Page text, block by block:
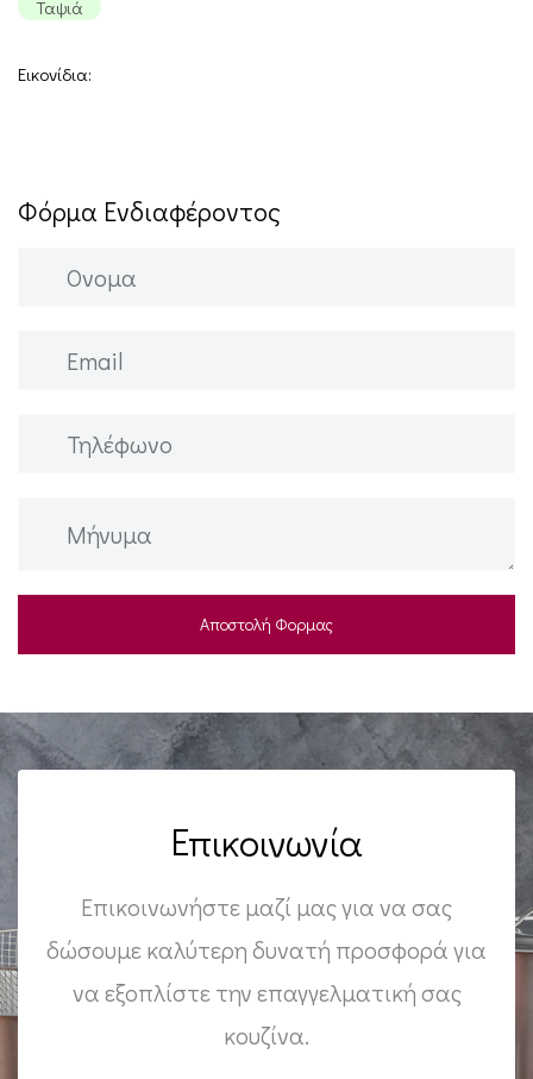
Ταψιά
Εικονίδια:
Φόρμα Ενδιαφέροντος
Επικοινωνία
Επικοινωνήστε μαζί μας για να σας
δώσουμε καλύτερη δυνατή προσφορά για
να εξοπλίστε την επαγγελματική σας
κουζίνα.